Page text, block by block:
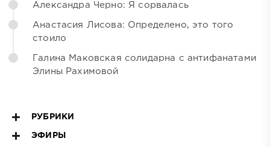
Александра Черно: Я сорвалась
Анастасия Лисова: Определено, это того
стоило
Галина Маковская солидарна с антифанатами
Элины Рахимовой
РУБРИКИ
ЭФИРЫ